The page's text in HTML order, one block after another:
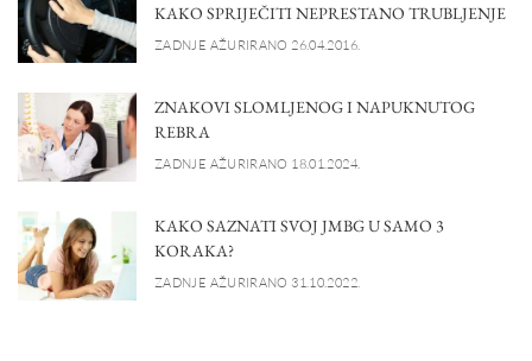
KAKO SPRIJEČITI NEPRESTANO TRUBLJENJE
ZADNJE AŽURIRANO 26.04.2016.
ZNAKOVI SLOMLJENOG I NAPUKNUTOG
REBRA
ZADNJE AŽURIRANO 18.01.2024.
KAKO SAZNATI SVOJ JMBG U SAMO 3
KORAKA?
ZADNJE AŽURIRANO 31.10.2022.